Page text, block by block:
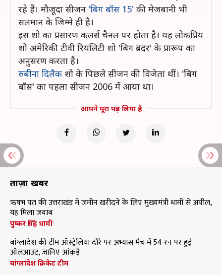
रहे हैं। मौजूदा सीजन 'बिग बॉस 15' की मेजबानी भी
सलमान के जिम्मे ही है।
इस शो का प्रसारण कलर्स चैनल पर होता है। यह लोकप्रिय
शो अमेरिकी टीवी रियलिटी शो 'बिग ब्रदर' के प्रारूप का
अनुसरण करता है।
रुबीना दिलैक शो के पिछले सीजन की विजेता थीं। 'बिग
बॉस' का पहला सीजन 2006 में आया था।
आपने पूरा पढ़ लिया है
ताज़ा खबरें
ऋषभ पंत की उत्तराखंड में जमीन खरीदने के लिए मुख्यमंत्री धामी से अपील,
यह मिला जवाब
पुष्कर सिंह धामी
बांग्लादेश की टीम ऑस्ट्रेलिया दौरे पर अभ्यास मैच में 54 रन पर हुई
ऑलआउट, जानिए आंकड़े
बांग्लादेश क्रिकेट टीम